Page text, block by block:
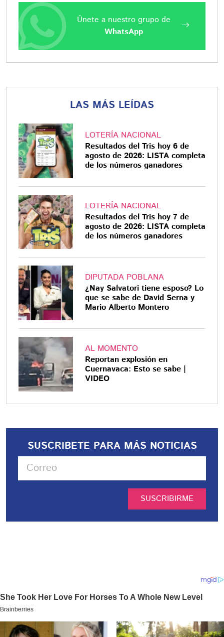
Únete a nuestro grupo de
WhatsApp
LAS MÁS LEÍDAS
LOTERÍA NACIONAL
Resultados del Tris hoy 6 de
agosto de 2026: LISTA completa
de los números ganadores
LOTERÍA NACIONAL
Resultados del Tris hoy 7 de
agosto de 2026: LISTA completa
de los números ganadores
DIPUTADA POBLANA
¿Nay Salvatori tiene esposo? Lo
que se sabe de David Serna y
Mario Alberto Montero
AL MOMENTO
Reportan explosión en
Cuernavaca: Esto se sabe |
VIDEO
SUSCRIBETE PARA MÁS NOTICIAS
SUSCRIBIRME